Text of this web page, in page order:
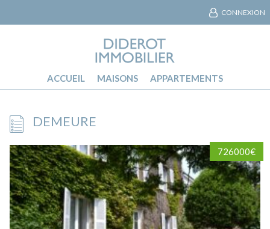
ACCUEIL MAISONS APPARTEMENTS
CONNEXION
DEMEURE
726000€